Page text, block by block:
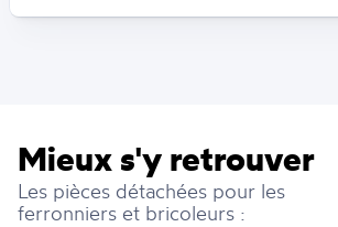
Mieux s'y retrouver
Les pièces détachées pour les
ferronniers et bricoleurs :